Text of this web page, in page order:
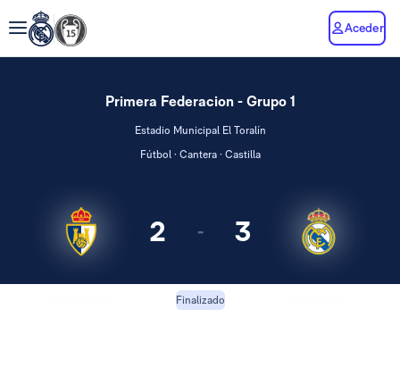
Aceder
Primera Federacion - Grupo 1
Estadio Municipal El Toralín
Fútbol · Cantera · Castilla
2 - 3
Finalizado